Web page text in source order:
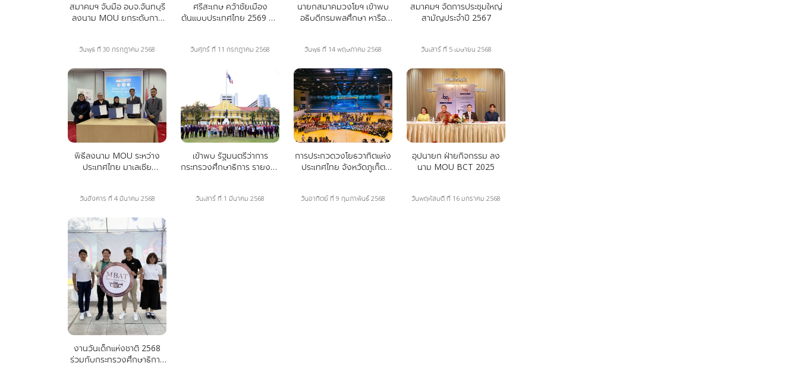
สมาคมฯ จับมือ อบจ.จันทบุรี
ลงนาม MOU ยกระดับการ
วันพุธ ที่ 30 กรกฎาคม 2568
ศรีสะเกษ คว้าชัยเมือง
ต้นแบบประเทศไทย 2569 กับ
วันศุกร์ ที่ 11 กรกฎาคม 2568
นายกสมาคมวงโยฯ เข้าพบ
อธิบดีกรมพลศึกษา หารือ
วันพุธ ที่ 14 พฤษภาคม 2568
สมาคมฯ จัดการประชุมใหญ่
สามัญประจำปี 2567
วันเสาร์ ที่ 5 เมษายน 2568
พิธีลงนาม MOU ระหว่าง
ประเทศไทย มาเลเซีย
วันอังคาร ที่ 4 มีนาคม 2568
เข้าพบ รัฐมนตรีว่าการ
กระทรวงศึกษาธิการ รายงาน
วันเสาร์ ที่ 1 มีนาคม 2568
การประกวดวงโยธวาทิตแห่ง
ประเทศไทย จังหวัดภูเก็ต
วันอาทิตย์ ที่ 9 กุมภาพันธ์ 2568
อุปนายก ฝ่ายกิจกรรม ลง
นาม MOU BCT 2025
วันพฤหัสบดี ที่ 16 มกราคม 2568
งานวันเด็กแห่งชาติ 2568
ร่วมกับกระทรวงศึกษาธิการ